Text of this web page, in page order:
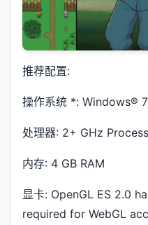
推荐配置:
操作系统 *: Windows®
处理器: 2+ GHz
内存: 4 GB RAM
显卡: OpenGL ES 2.0
required for WebGL